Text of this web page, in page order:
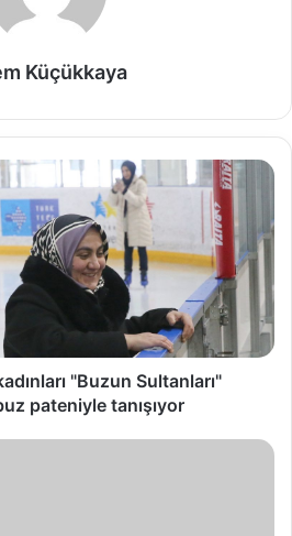
Küçükkaya
"Buzun Sultanları"
pateniyle tanışıyor